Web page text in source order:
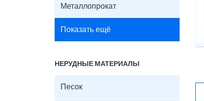
Металлопрокат
Показать ещё
НЕРУДНЫЕ МАТЕРИАЛЫ
Песок